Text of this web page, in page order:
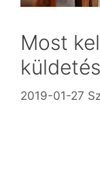
Most
2019-01-27